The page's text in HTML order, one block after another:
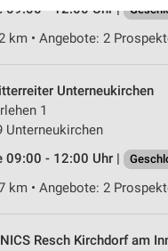
09:00 - 12:00 Uhr |
km • Angebote: 2
Unterneukirchen
1
Unterneukirchen
09:00 - 12:00 Uhr |
km • Angebote: 2
Resch Kirchdorf am
(1 IAB-Anbieter)
Zugriff auf Informationen
Daten zur Auswahl